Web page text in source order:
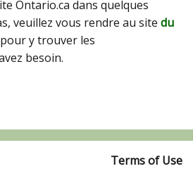
Ontario.ca dans quelques
veuillez vous rendre au site du
pour y trouver les
besoin.
Terms of Use